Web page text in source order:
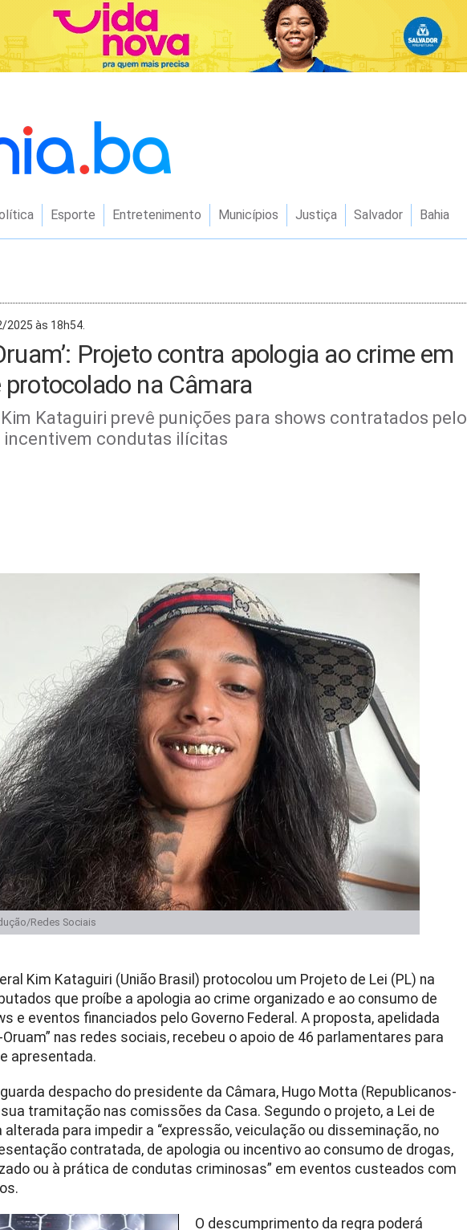
Esporte Entretenimento Municípios Justiça Salvador Bahia
2025 às 18h54.
Projeto contra apologia ao crime em
protocolado na Câmara
Kataguiri prevê punições para shows contratados pelo
incentivem condutas ilícitas
Redes Sociais
Kim Kataguiri (União Brasil) protocolou um Projeto de Lei (PL) na
que proíbe a apologia ao crime organizado e ao consumo de
e eventos financiados pelo Governo Federal. A proposta, apelidada
Oruam” nas redes sociais, recebeu o apoio de 46 parlamentares para
apresentada.
despacho do presidente da Câmara, Hugo Motta (Republicanos-
sua tramitação nas comissões da Casa. Segundo o projeto, a Lei de
para impedir a “expressão, veiculação ou disseminação, no
contratada, de apologia ou incentivo ao consumo de drogas,
ou à prática de condutas criminosas” em eventos custeados com
O descumprimento da regra poderá